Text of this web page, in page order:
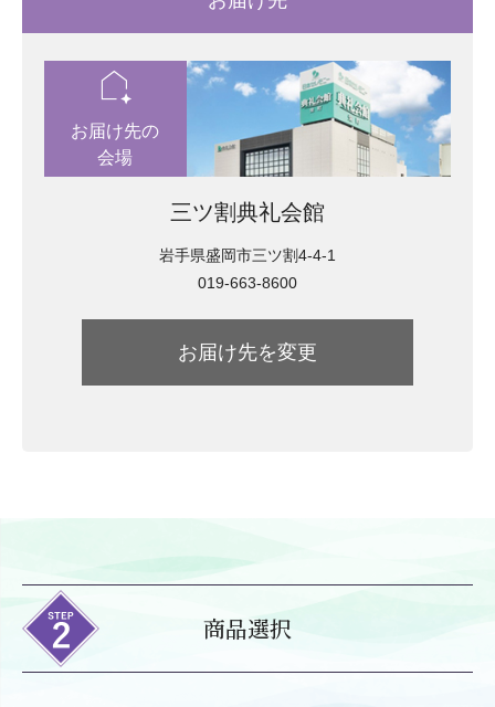
location_automation
お届け先の
会場
三ツ割典礼会館
岩手県盛岡市三ツ割4-4-1
019-663-8600
お届け先を変更
商品選択